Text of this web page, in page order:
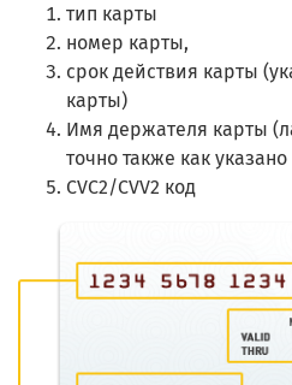
тип карты
номер карты,
срок действия карты
карты)
Имя держателя карты
точно также как
CVC2/CVV2 код